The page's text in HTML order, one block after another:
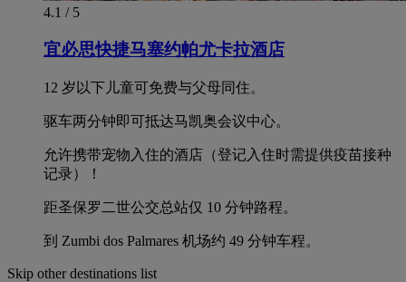
4.1 / 5
宜必思快捷马塞约帕尤卡拉酒店
12 岁以下儿童可免费与父母同住。
驱车两分钟即可抵达马凯奥会议中心。
允许携带宠物入住的酒店（登记入住时需提供疫苗接种
记录）！
距圣保罗二世公交总站仅 10 分钟路程。
到 Zumbi dos Palmares 机场约 49 分钟车程。
Skip other destinations list